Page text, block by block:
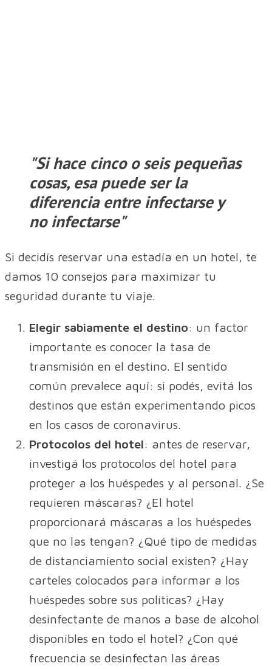
"Si hace cinco o seis pequeñas
cosas, esa puede ser la
diferencia entre infectarse y
no infectarse"
Si decidís reservar una estadía en un hotel, te
damos 10 consejos para maximizar tu
seguridad durante tu viaje.
Elegir sabiamente el destino: un factor
importante es conocer la tasa de
transmisión en el destino. El sentido
común prevalece aquí: si podés, evitá los
destinos que están experimentando picos
en los casos de coronavirus.
Protocolos del hotel: antes de reservar,
investigá los protocolos del hotel para
proteger a los huéspedes y al personal. ¿Se
requieren máscaras? ¿El hotel
proporcionará máscaras a los huéspedes
que no las tengan? ¿Qué tipo de medidas
de distanciamiento social existen? ¿Hay
carteles colocados para informar a los
huéspedes sobre sus políticas? ¿Hay
desinfectante de manos a base de alcohol
disponibles en todo el hotel? ¿Con qué
frecuencia se desinfectan las áreas